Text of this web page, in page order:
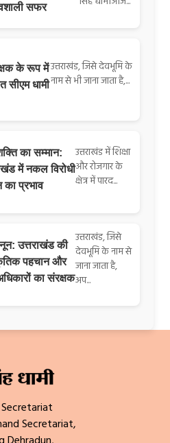
सफर
के रूप में
सीएम धामी
उत्तराखंड, जिसे देवभूमि के
नाम से भी जाना जाता है,...
का सम्मान:
में नकल विरोधी
का प्रभाव
उत्तराखंड में शिक्षा
और रोजगार के
क्षेत्र में पारद...
उत्तराखंड की
पहचान और
का संरक्षक
उत्तराखंड, जिसे
देवभूमि के नाम से
जाना जाता है,
अप...
Secretariat,